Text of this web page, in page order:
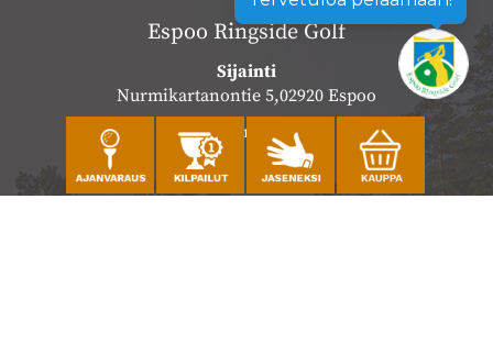
Espoo Ringside Golf
Sijainti
Nurmikartanontie 5,02920 Espoo
Katso sijainti kartalla